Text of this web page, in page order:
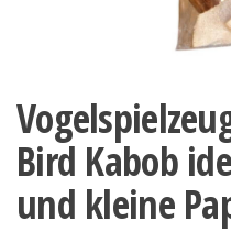
Bird Kabob
und kleine